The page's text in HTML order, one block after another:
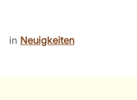
in Neuigkeiten